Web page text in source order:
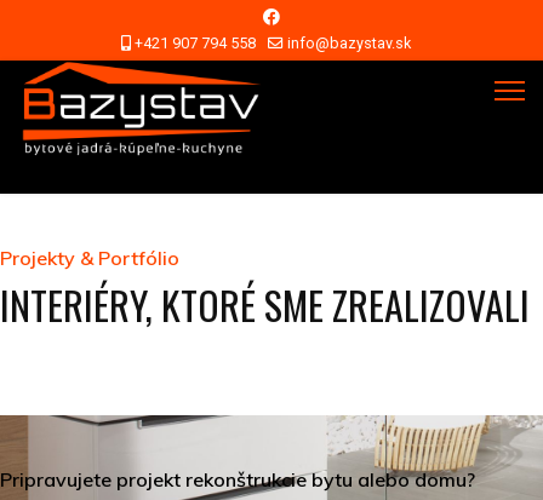
+421 907 794 558 info@bazystav.sk
Projekty & Portfólio
INTERIÉRY, KTORÉ SME ZREALIZOVALI
Pripravujete projekt rekonštrukcie bytu alebo domu?